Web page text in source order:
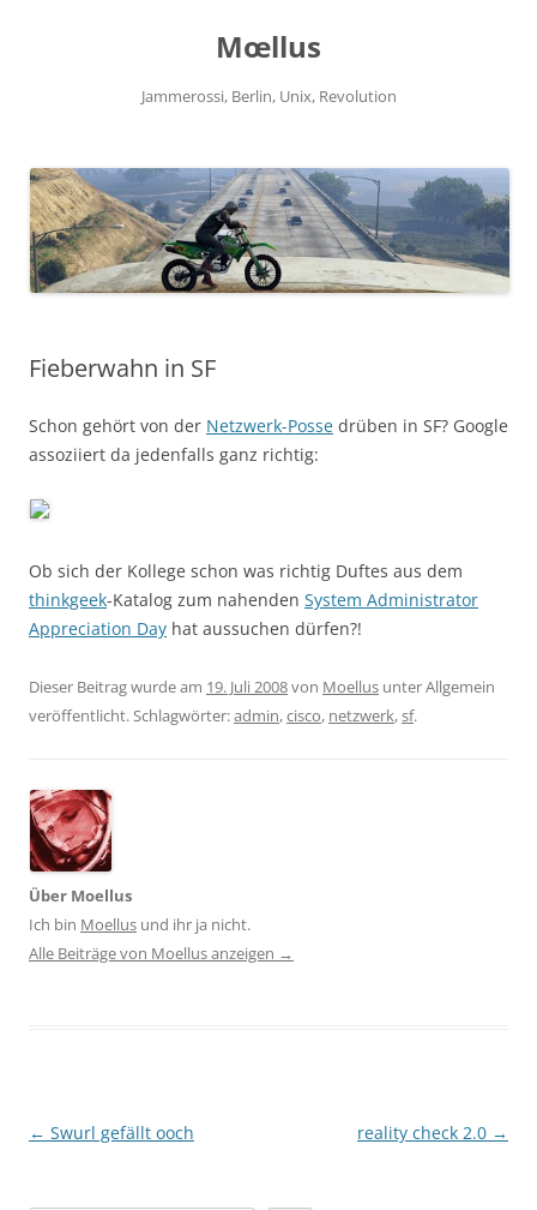
Mœllus
Jammerossi, Berlin, Unix, Revolution
Fieberwahn in SF
Schon gehört von der Netzwerk-Posse drüben in SF? Google
assoziiert da jedenfalls ganz richtig:
Ob sich der Kollege schon was richtig Duftes aus dem
thinkgeek-Katalog zum nahenden System Administrator
Appreciation Day hat aussuchen dürfen?!
Dieser Beitrag wurde am 19. Juli 2008von Moellus unter Allgemein
veröffentlicht. Schlagwörter:admin,cisco, netzwerk,sf.
Über Moellus
Ich bin Moellus und ihr ja nicht.
Alle Beiträge von Moellus anzeigen →
Beitragsnavigation
← Swurl gefällt ooch reality check 2.0 →